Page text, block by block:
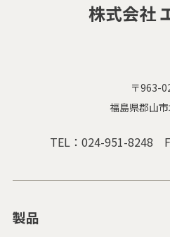
株式会社
〒963-
福島県郡山
TEL： 024-951-8248
製品